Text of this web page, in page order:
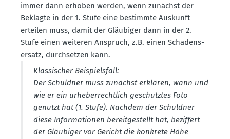
immer dann erhoben werden, wenn zunächst der
Beklagte in der 1. Stufe eine bestimmte Auskunft
erteilen muss, damit der Gläubiger dann in der 2.
Stufe einen weiteren Anspruch, z.B. einen Schadens­
ersatz, durch­setzen kann.
Klassi­scher Beispielsfall:
Der Schuldner muss zunächst erklären, wann und
wie er ein urheber­rechtlich geschütztes Foto
genutzt hat (1. Stufe). Nachdem der Schuldner
diese Infor­ma­tionen bereit­ge­stellt hat, beziffert
der Gläubiger vor Gericht die konkrete Höhe